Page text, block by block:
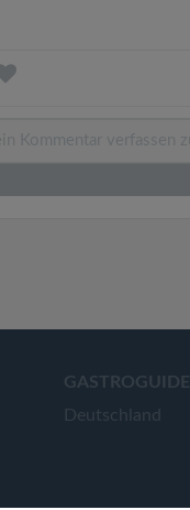
GASTROGUIDE
Deutschland